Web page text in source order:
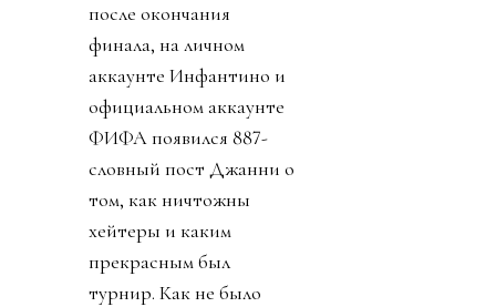
после окончания
финала, на личном
аккаунте Инфантино и
официальном аккаунте
ФИФА появился 887-
словный пост Джанни о
том, как ничтожны
хейтеры и каким
прекрасным был
турнир. Как не было